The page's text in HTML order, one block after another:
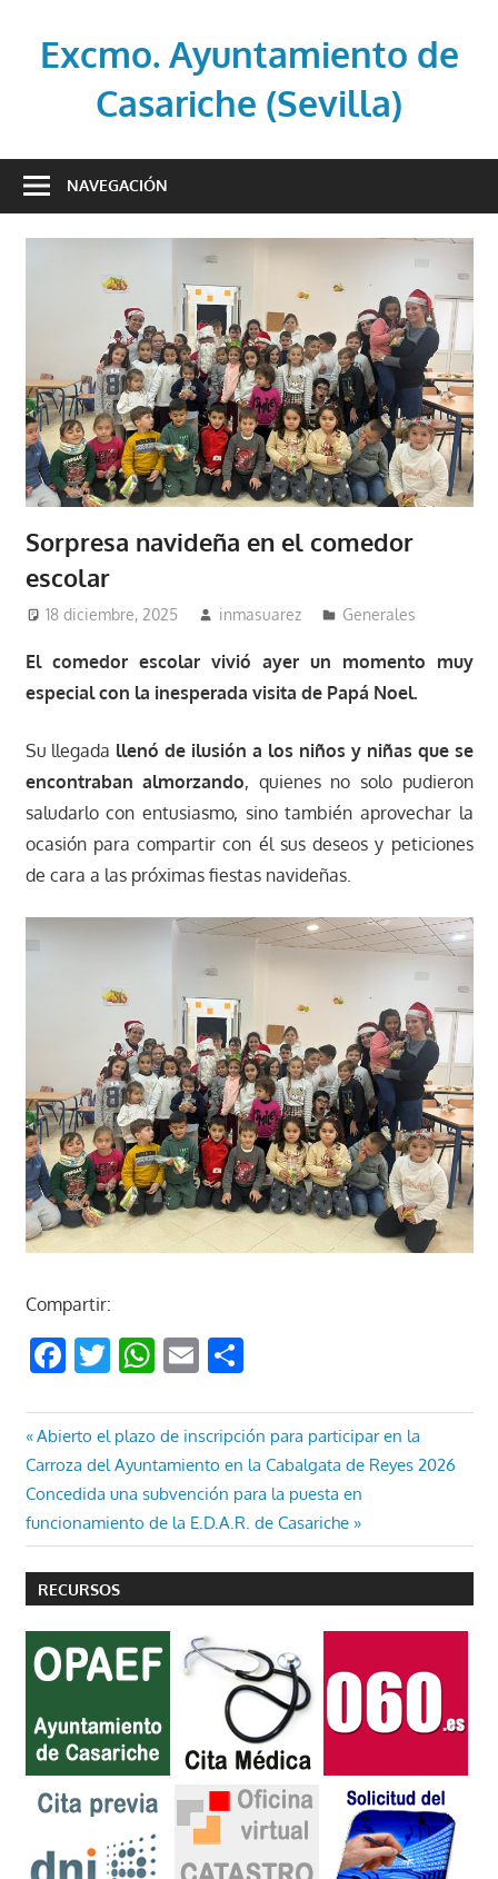
contenidoExcmo. Ayuntamiento de
Casariche (Sevilla)
oficial
Ayuntamiento
NAVEGACIÓN
Sorpresa navideña en el comedor
escolar
18 diciembre, 2025 inmasuarez Generales
El comedor escolar vivió ayer un momento muy
especial con la inesperada visita de Papá Noel.
Su llegada llenó de ilusión a los niños y niñas que se
encontraban almorzando, quienes no solo pudieron
saludarlo con entusiasmo, sino también aprovechar la
ocasión para compartir con él sus deseos y peticiones
de cara a las próximas fiestas navideñas.
Compartir:
Facebook
Twitter
WhatsApp
EmailCompartir
Navegación
de
entradas
Entrada
anterior:
Abierto el plazo de inscripción para participar en la
Carroza del Ayuntamiento en la Cabalgata de Reyes 2026
Entrada
siguiente:
Concedida una subvención para la puesta en
funcionamiento de la E.D.A.R. de Casariche
RECURSOS